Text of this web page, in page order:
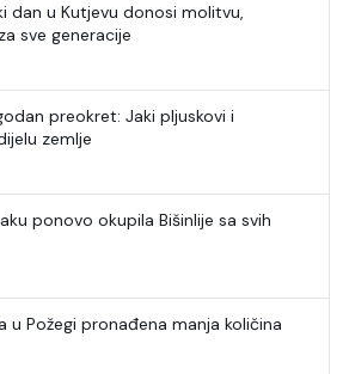
dan u Kutjevu donosi molitvu,
sve generacije
preokret: Jaki pljuskovi i
zemlje
ponovo okupila Bišinlije sa svih
u Požegi pronađena manja količina